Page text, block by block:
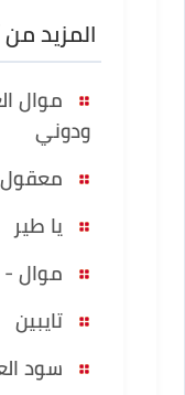
المزيد من
موال
ودوني
معقول
يا طير
موال -
تايبين
سود